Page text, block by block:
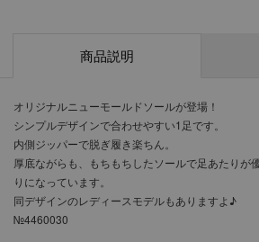
商品説明
オリジナルニューモールドソールが登場！
シンプルデザインで合わせやすい1足です。
内側ジッパーで脱ぎ履き楽ちん。
厚底ながらも、もちもちしたソールで足あたりが
りになっています。
同デザインのレディースモデルもありますよ♪
№4460030